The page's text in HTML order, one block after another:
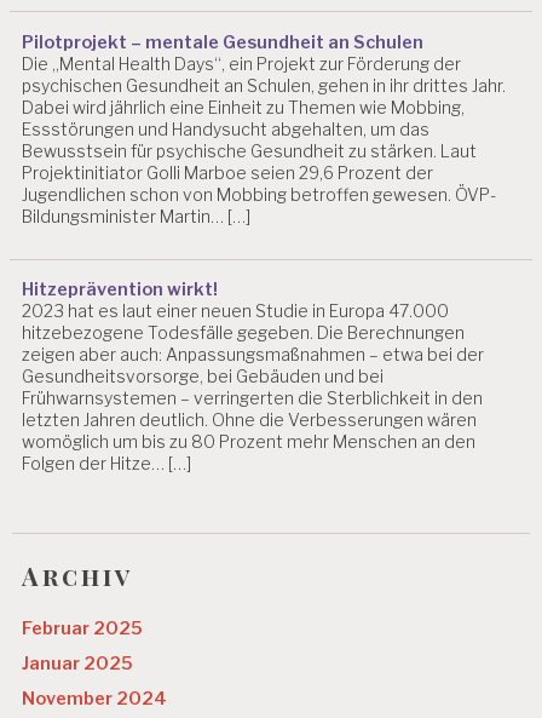
Pilotprojekt – mentale Gesundheit an Schulen
Die „Mental Health Days“, ein Projekt zur Förderung der
psychischen Gesundheit an Schulen, gehen in ihr drittes Jahr.
Dabei wird jährlich eine Einheit zu Themen wie Mobbing,
Essstörungen und Handysucht abgehalten, um das
Bewusstsein für psychische Gesundheit zu stärken. Laut
Projektinitiator Golli Marboe seien 29,6 Prozent der
Jugendlichen schon von Mobbing betroffen gewesen. ÖVP-
Bildungsminister Martin… […]
Hitzeprävention wirkt!
2023 hat es laut einer neuen Studie in Europa 47.000
hitzebezogene Todesfälle gegeben. Die Berechnungen
zeigen aber auch: Anpassungsmaßnahmen – etwa bei der
Gesundheitsvorsorge, bei Gebäuden und bei
Frühwarnsystemen – verringerten die Sterblichkeit in den
letzten Jahren deutlich. Ohne die Verbesserungen wären
womöglich um bis zu 80 Prozent mehr Menschen an den
Folgen der Hitze… […]
Archiv
Februar 2025
Januar 2025
November 2024